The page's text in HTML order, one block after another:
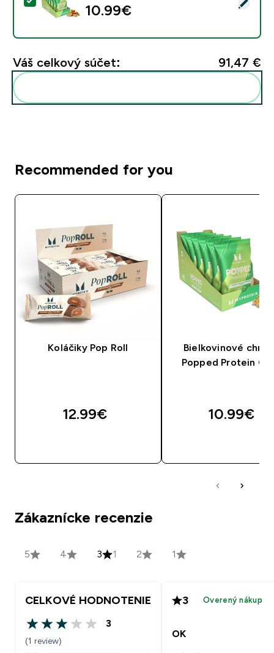
10.99€‎
Váš celkový súčet: 91,47 €‎
Recommended for you
Koláčiky Pop Roll
12.99€‎
Bielkovinové
Popped Protein
10.99€‎
Zákaznícke recenzie
5 4 3 1 2 1
CELKOVÉ HODNOTENIE
3 out of 5 stars
3
(1 review)
3 Overený nákup
OK